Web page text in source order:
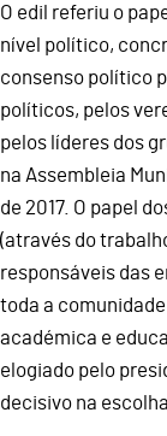
O edil referiu o
nível político,
consenso político
políticos, pelos
pelos líderes dos
na Assembleia
de 2017. O papel
(através do
responsáveis das
toda a
académica e
elogiado pelo
decisivo na